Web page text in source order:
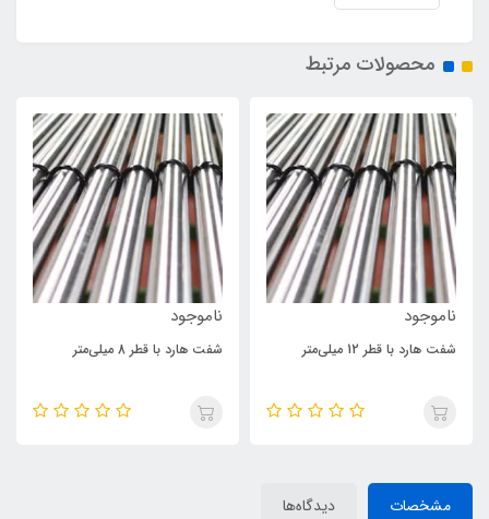
محصولات مرتبط
ناموجود
شفت هارد با قطر 12 میلی‌متر
ناموجود
شفت هارد با قطر 8 میلی‌متر
مشخصات دیدگاه‌ها